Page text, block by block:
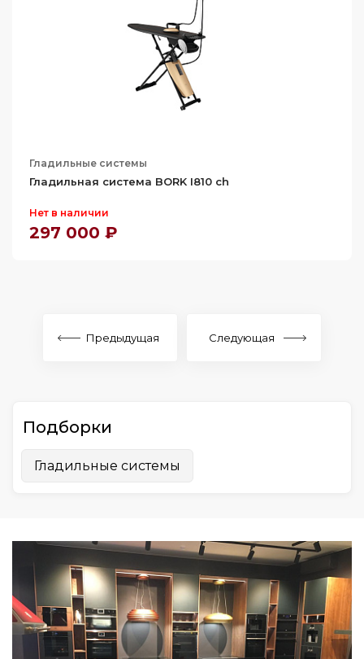
Гладильные системы
Гладильная система BORK I810 ch
Нет в наличии
297 000 ₽
Предыдущая Следующая
Подборки
Гладильные системы